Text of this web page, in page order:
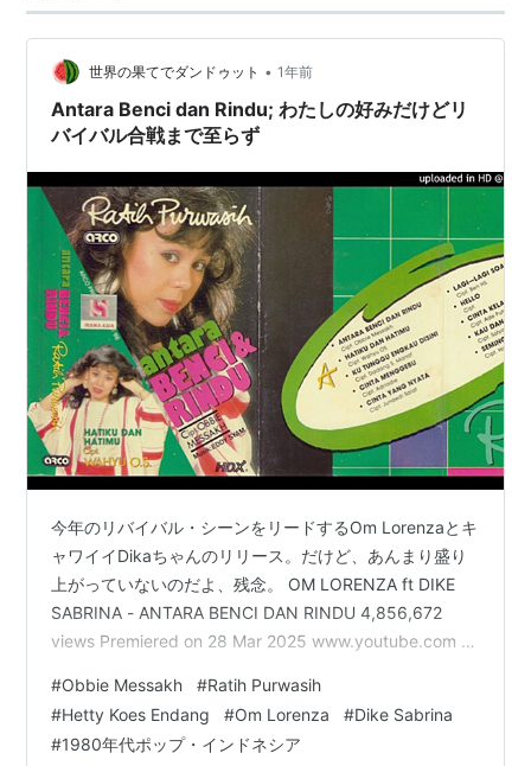
世界の果てでダンドゥット • 1年前
Antara Benci dan Rindu; わたしの好みだけどリ
バイバル合戦まで至らず
今年のリバイバル・シーンをリードするOm Lorenzaとキ
ャワイイDikaちゃんのリリース。だけど、あんまり盛り
上がっていないのだよ、残念。 OM LORENZA ft DIKE
SABRINA - ANTARA BENCI DAN RINDU 4,856,672
views Premiered on 28 Mar 2025 www.youtube.com オ
中、キュートなアイドル系歌手Ratih Purwasihのよるヒ
ット。こういうしょぼい画質のものしか残っていないの
が残念。 Ratih Purwasih - Antara Benci …
#Obbie Messakh #Ratih Purwasih
#Hetty Koes Endang #Om Lorenza #Dike Sabrina
#1980年代ポップ・インドネシア